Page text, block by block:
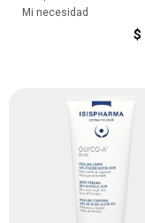
Mi necesidad
$